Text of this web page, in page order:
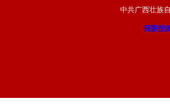
中共广西壮族
我要投